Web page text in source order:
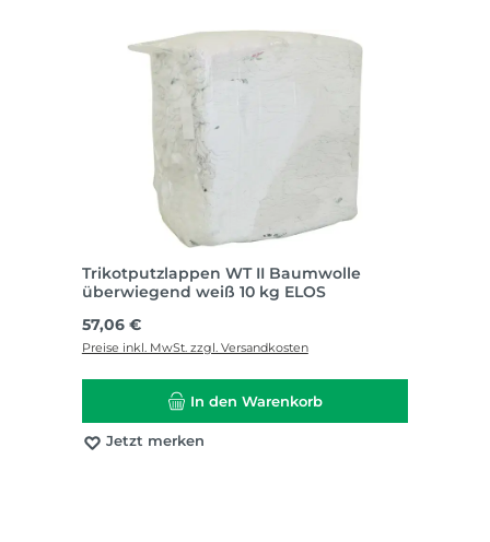
Trikotputzlappen WT II Baumwolle
überwiegend weiß 10 kg ELOS
Regulärer Preis:
57,06 €
Preise inkl. MwSt. zzgl. Versandkosten
In den Warenkorb
Jetzt merken